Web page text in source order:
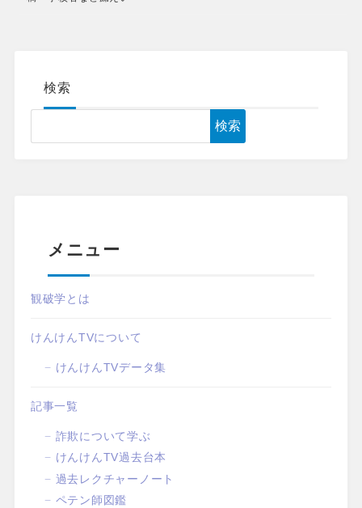
検索
検索
メニュー
観破学とは
けんけんTVについて
けんけんTVデータ集
記事一覧
詐欺について学ぶ
けんけんTV過去台本
過去レクチャーノート
ペテン師図鑑